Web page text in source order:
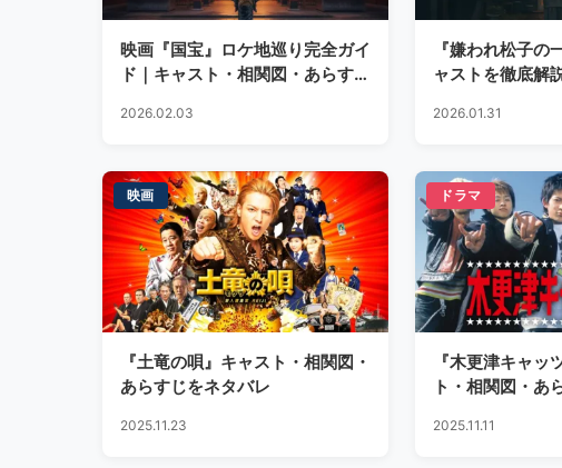
映画『国宝』ロケ地巡り完全ガイ
ド｜キャスト・相関図・あらすじ
2026.02.03
『嫌われ松子の
ャストを徹底解
2026.01.31
映画
『土竜の唄』キャスト・相関図・
あらすじをネタバレ
2025.11.23
ドラマ
『木更津キャッ
ト・相関図・あ
2025.11.11